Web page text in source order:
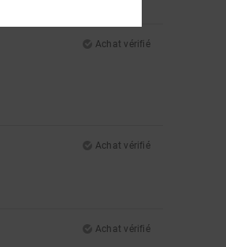
Achat vérifié
Achat vérifié
Achat vérifié